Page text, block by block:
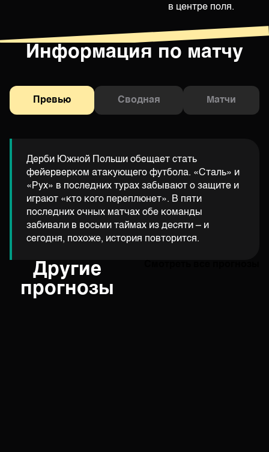
в центре поля.
Информация по матчу
Превью Сводная Матчи
Дерби Южной Польши обещает стать
фейерверком атакующего футбола. «Сталь» и
«Рух» в последних турах забывают о защите и
играют «кто кого переплюнет». В пяти
последних очных матчах обе команды
забивали в восьми таймах из десяти – и
сегодня, похоже, история повторится.
Другие
прогнозы